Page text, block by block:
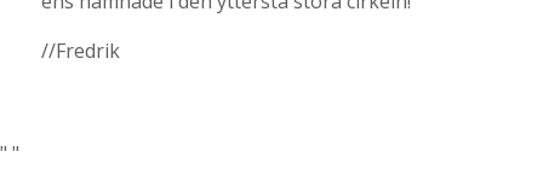
//Fredrik
" "